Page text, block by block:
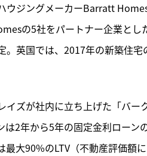
ウジングメーカーBarratt
の5社をパートナー企業とし
。英国では、2017年の新築住
ズが社内に立ち上げた「バー
は2年から5年の固定金利ロー
最大90%のLTV（不動産評価